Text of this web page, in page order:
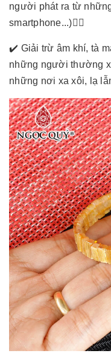
người phát ra từ
smartphone...)✋🏻
✔️ Giải trừ âm khí, tà
những người thường
những nơi xa xôi, lạ